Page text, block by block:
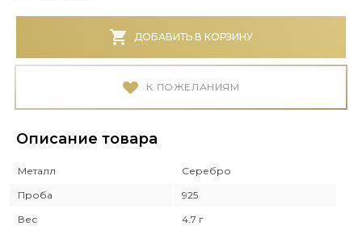
ДОБАВИТЬ В КОРЗИНУ
К ПОЖЕЛАНИЯМ
Описание товара
Металл
Серебро
Проба
925
Вес
4.7 г